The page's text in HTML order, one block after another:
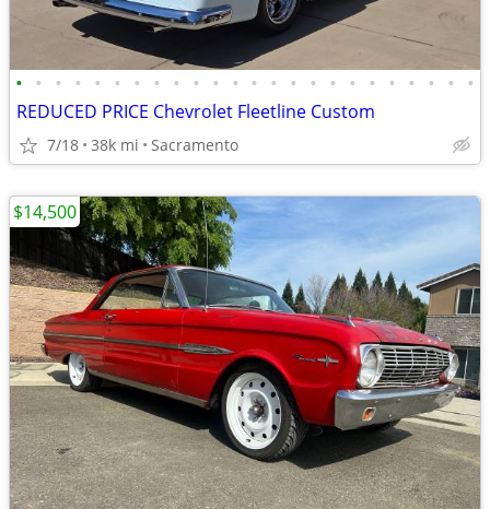
• • • • • • • • • • • • • • • • • • • • • • • •
REDUCED PRICE Chevrolet Fleetline Custom
7/18 38k mi Sacramento
$14,500